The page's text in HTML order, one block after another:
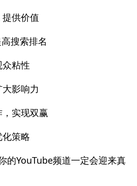
供价值
搜索排名
粘性
影响力
实现双赢
策略
的YouTube频道一定会迎来真